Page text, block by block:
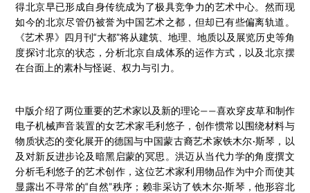
得北京早已形成自身传统成为了极具竞争力的艺术中心。然而现
如今的北京尽管仍被誉为中国艺术之都，但却已有些偏离轨道。
《艺术界》四月刊“大都”将从建筑、地理、地质以及展览历史等角
度探讨北京的状态，分析北京自成体系的运作方式，以及北京摆
在台面上的素朴与怪诞、权力与引力。
中版介绍了两位重要的艺术家以及新的理论——喜欢穿皮草和制作
电子机械声音装置的女艺术家毛利悠子，创作惯常以围绕材料与
物质状态的变化展开的德国与中国蒙古裔艺术家铁木尔·斯琴，以
及对新反进步论及暗黑启蒙的冥思。洪迈从当代力学的角度撰文
分析毛利悠子的艺术创作，这位艺术家利用物品作为中介而使其
显露出不寻常的“自然”秩序；赖非采访了铁木尔·斯琴，他形容北